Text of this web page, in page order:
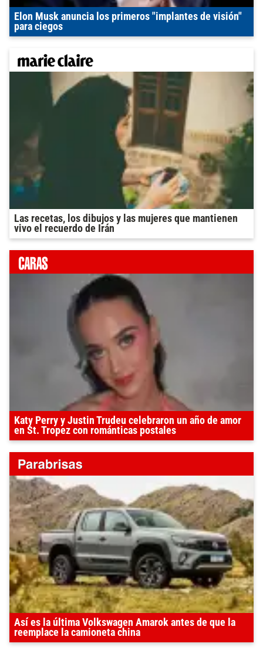
Elon Musk anuncia los primeros "implantes de visión"
para ciegos
Las recetas, los dibujos y las mujeres que mantienen
vivo el recuerdo de Irán
Katy Perry y Justin Trudeu celebraron un año de amor
en St. Tropez con románticas postales
Así es la última Volkswagen Amarok antes de que la
reemplace la camioneta china